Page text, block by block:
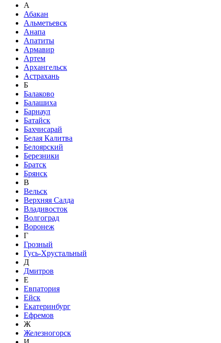
А
Абакан
Альметьевск
Анапа
Апатиты
Армавир
Артем
Архангельск
Астрахань
Б
Балаково
Балашиха
Барнаул
Батайск
Бахчисарай
Белая Калитва
Белоярский
Березники
Братск
Брянск
В
Вельск
Верхняя Салда
Владивосток
Волгоград
Воронеж
Г
Грозный
Гусь-Хрустальный
Д
Дмитров
Е
Евпатория
Ейск
Екатеринбург
Ефремов
Ж
Железногорск